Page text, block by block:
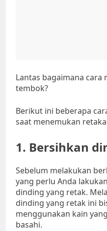
Lantas bagaimana cara
tembok?
Berikut ini beberapa
saat menemukan
1. Bersihkan
Sebelum melakukan
yang perlu Anda
dinding yang retak.
dinding yang retak ini
menggunakan kain
basahi.